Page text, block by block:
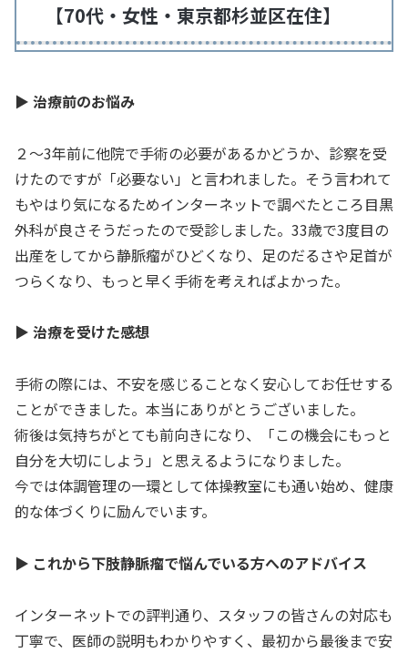
【70代・女性・東京都杉並区在住】
▶ 治療前のお悩み
２～3年前に他院で手術の必要があるかどうか、診察を受
けたのですが「必要ない」と言われました。そう言われて
もやはり気になるためインターネットで調べたところ目黒
外科が良さそうだったので受診しました。33歳で3度目の
出産をしてから静脈瘤がひどくなり、足のだるさや足首が
つらくなり、もっと早く手術を考えればよかった。
▶ 治療を受けた感想
手術の際には、不安を感じることなく安心してお任せする
ことができました。本当にありがとうございました。
術後は気持ちがとても前向きになり、「この機会にもっと
自分を大切にしよう」と思えるようになりました。
今では体調管理の一環として体操教室にも通い始め、健康
的な体づくりに励んでいます。
▶ これから下肢静脈瘤で悩んでいる方へのアドバイス
インターネットでの評判通り、スタッフの皆さんの対応も
丁寧で、医師の説明もわかりやすく、最初から最後まで安